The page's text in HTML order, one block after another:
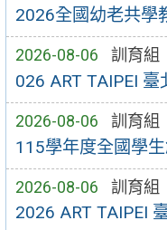
2026全國幼老共學
2026-08-06 訓育組
026 ART TAIPEI
2026-08-06 訓育組
115學年度全國學
2026-08-06 訓育組
2026 ART TAIPEI